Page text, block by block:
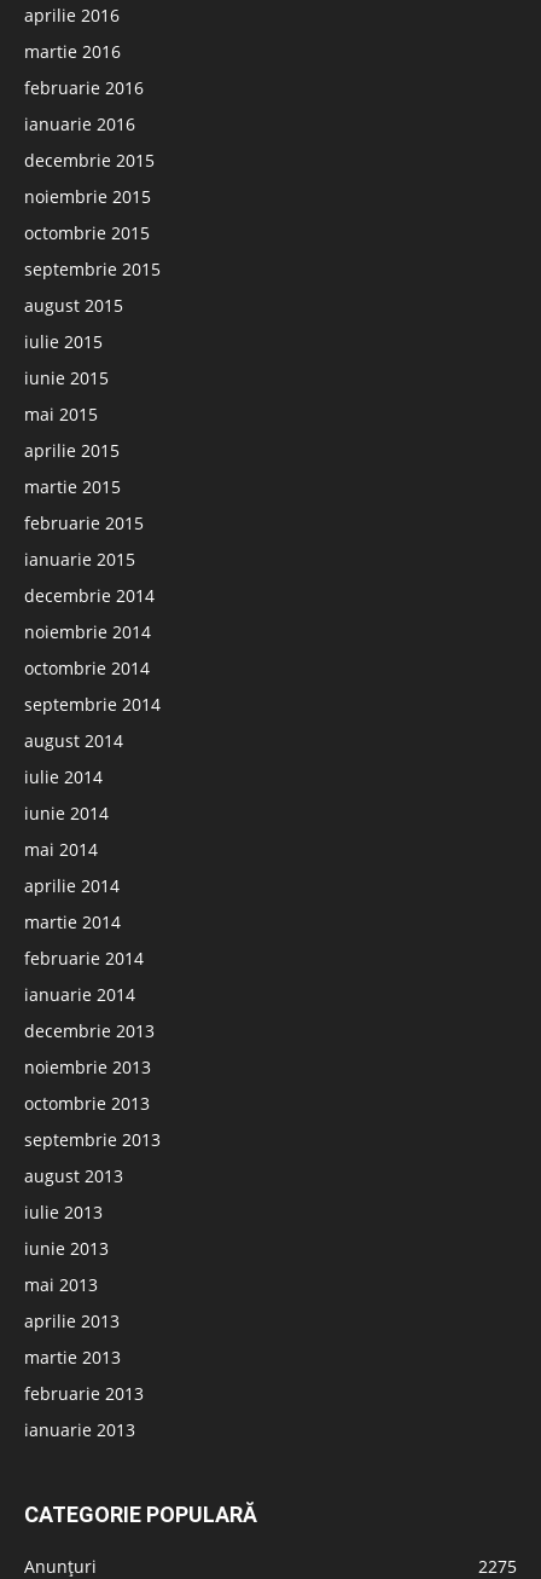
aprilie 2016
martie 2016
februarie 2016
ianuarie 2016
decembrie 2015
noiembrie 2015
octombrie 2015
septembrie 2015
august 2015
iulie 2015
iunie 2015
mai 2015
aprilie 2015
martie 2015
februarie 2015
ianuarie 2015
decembrie 2014
noiembrie 2014
octombrie 2014
septembrie 2014
august 2014
iulie 2014
iunie 2014
mai 2014
aprilie 2014
martie 2014
februarie 2014
ianuarie 2014
decembrie 2013
noiembrie 2013
octombrie 2013
septembrie 2013
august 2013
iulie 2013
iunie 2013
mai 2013
aprilie 2013
martie 2013
februarie 2013
ianuarie 2013
CATEGORIE POPULARĂ
Anunțuri
2275